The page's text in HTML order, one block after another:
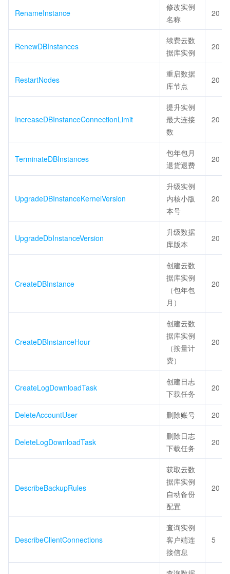
RenameInstance
修改实例
名称
20
RenewDBInstances
续费云数
据库实例
20
RestartNodes
重启数据
库节点
20
IncreaseDBInstanceConnectionLimit
提升实例
最大连接
数
20
TerminateDBInstances
包年包月
退货退费
20
UpgradeDBInstanceKernelVersion
升级实例
内核小版
本号
20
UpgradeDbInstanceVersion
升级数据
库版本
20
CreateDBInstance
创建云数
据库实例
（包年包
月）
20
CreateDBInstanceHour
创建云数
据库实例
（按量计
费）
20
CreateLogDownloadTask
创建日志
下载任务
20
DeleteAccountUser 删除账号 20
DeleteLogDownloadTask
删除日志
下载任务
20
DescribeBackupRules
获取云数
据库实例
自动备份
配置
20
DescribeClientConnections
查询实例
客户端连
接信息
5